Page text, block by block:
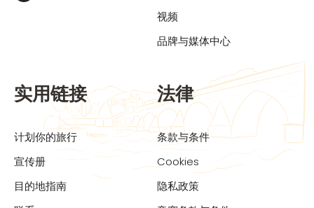
视频
品牌与媒体中心
实用链接
计划你的旅行
宣传册
目的地指南
法律
条款与条件
Cookies
隐私政策